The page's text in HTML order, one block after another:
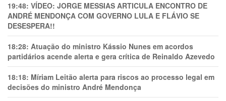
19:48: VÍDEO: JORGE MESSIAS ARTICULA ENCONTRO DE
ANDRÉ MENDONÇA COM GOVERNO LULA E FLÁVIO SE
DESESPERA!!
18:28: Atuação do ministro Kássio Nunes em acordos
partidários acende alerta e gera crítica de Reinaldo Azevedo
18:18: Míriam Leitão alerta para riscos ao processo legal em
decisões do ministro André Mendonça